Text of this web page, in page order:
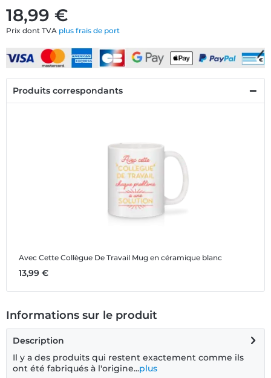
18,99 €
Prix dont TVA plus frais de port
Produits correspondants
Avec Cette Collègue De Travail Mug en céramique blanc
13,99 €
Informations sur le produit
Description
Il y a des produits qui restent exactement comme ils
ont été fabriqués à l'origine...plus